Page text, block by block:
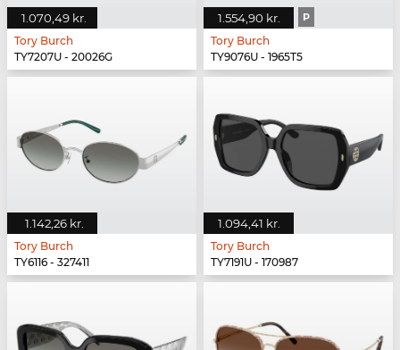
1.070,49 kr.
Tory Burch
TY7207U - 20026G
1.554,90 kr. P
Tory Burch
TY9076U - 1965T5
1.142,26 kr.
Tory Burch
TY6116 - 327411
1.094,41 kr.
Tory Burch
TY7191U - 170987